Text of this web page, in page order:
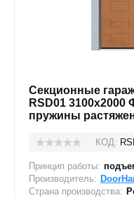
Секционные
RSD01 3100x2000
пружины
КОД:
Принцип работы:
Производитель:
Страна производства: